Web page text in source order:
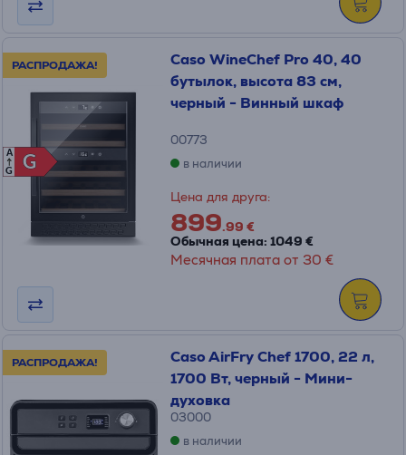
РАСПРОДАЖА!
G
G
A
G
Caso WineChef Pro 40, 40
бутылок, высота 83 см,
черный - Винный шкаф
00773
в наличии
Цена для друга:
899.99 €
Обычная цена: 1049 €
Месячная плата от 30 €
РАСПРОДАЖА!
Caso AirFry Chef 1700, 22 л,
1700 Вт, черный - Мини-
духовка
03000
в наличии